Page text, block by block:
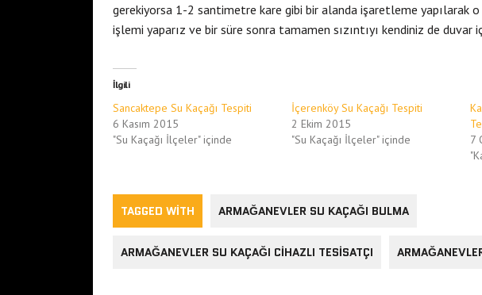
gerekiyorsa 1-2 santimetre kare gibi bir alanda işaretleme yapılarak
işlemi yaparız ve bir süre sonra tamamen sızıntıyı kendiniz de duvar
İlgili
Sancaktepe Su Kaçağı Tespiti
6 Kasım 2015
"Su Kaçağı İlçeler" içinde
İçerenköy Su Kaçağı Tespiti
2 Ekim 2015
"Su Kaçağı İlçeler" içinde
7
TAGGED WITH ARMAĞANEVLER SU KAÇAĞI BULMA
ARMAĞANEVLER SU KAÇAĞI CIHAZLI TESISATÇI